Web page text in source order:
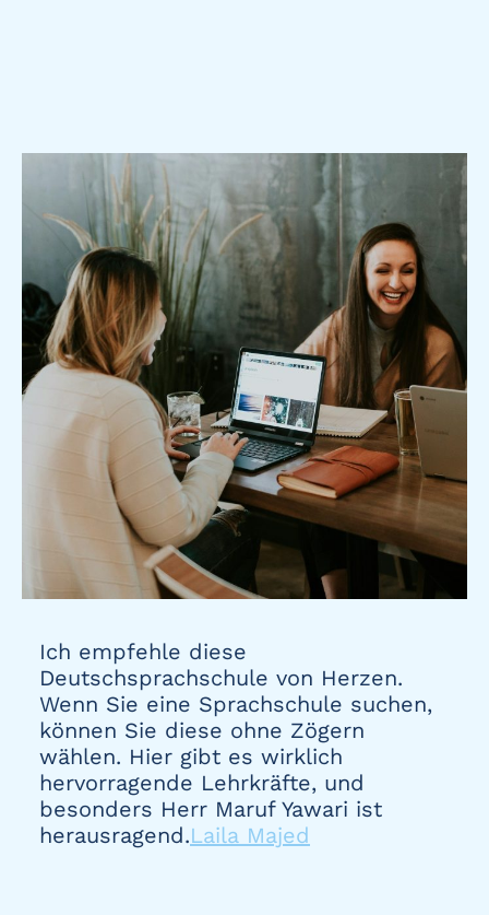
Ich empfehle diese
Deutschsprachschule von Herzen.
Wenn Sie eine Sprachschule suchen,
können Sie diese ohne Zögern
wählen. Hier gibt es wirklich
hervorragende Lehrkräfte, und
besonders Herr Maruf Yawari ist
herausragend.Laila Majed